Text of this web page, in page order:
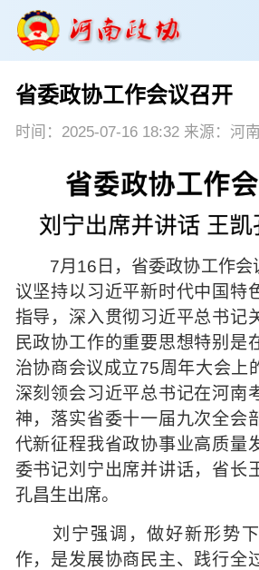
政协领导 政协新闻
党派团体 市县政协
省委政协工作会议召开
时间：2025-07-16 18:32 来源：河
7月16日，省委政协工作会
议坚持以习近平新时代中国特
指导，深入贯彻习近平总书记
民政协工作的重要思想特别是
治协商会议成立75周年大会上
深刻领会习近平总书记在河南
神，落实省委十一届九次全会
代新征程我省政协事业高质量
委书记刘宁出席并讲话，省长
孔昌生出席。
刘宁强调，做好新形势下
作，是发展协商民主、践行全